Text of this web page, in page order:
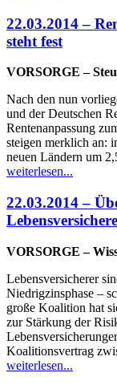
22.03.2014 –
steht fest
VORSORGE –
Nach den nun
und der Deutschen
Rentenanpassung
steigen merklich an:
neuen Ländern um
weiterlesen...
22.03.2014 –
VORSORGE –
Lebensversicherer
Niedrigzinsphase –
große Koalition hat
zur Stärkung der
Koalitionsvertrag
weiterlesen...